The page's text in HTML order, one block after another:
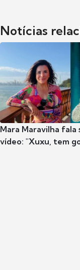
Notícias
Mara Maravilha fala
vídeo: "Xuxu, tem